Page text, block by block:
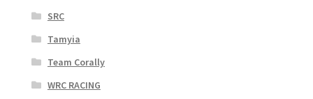
SRC
Tamyia
Team Corally
WRC RACING